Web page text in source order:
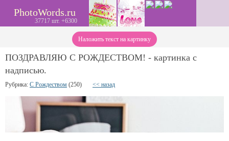
PhotoWords.ru
37717 шт. +6300
Наложить текст на картинку
ПОЗДРАВЛЯЮ С РОЖДЕСТВОМ! - картинка с
надписью.
Рубрика: С Рождеством (250) << назад